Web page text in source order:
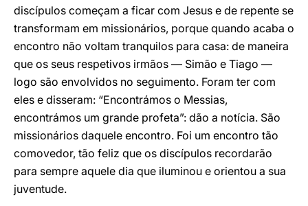
discípulos começam a ficar com Jesus e de repente se
transformam em missionários, porque quando acaba o
encontro não voltam tranquilos para casa: de maneira
que os seus respetivos irmãos — Simão e Tiago —
logo são envolvidos no seguimento. Foram ter com
eles e disseram: “Encontrámos o Messias,
encontrámos um grande profeta”: dão a notícia. São
missionários daquele encontro. Foi um encontro tão
comovedor, tão feliz que os discípulos recordarão
para sempre aquele dia que iluminou e orientou a sua
juventude.